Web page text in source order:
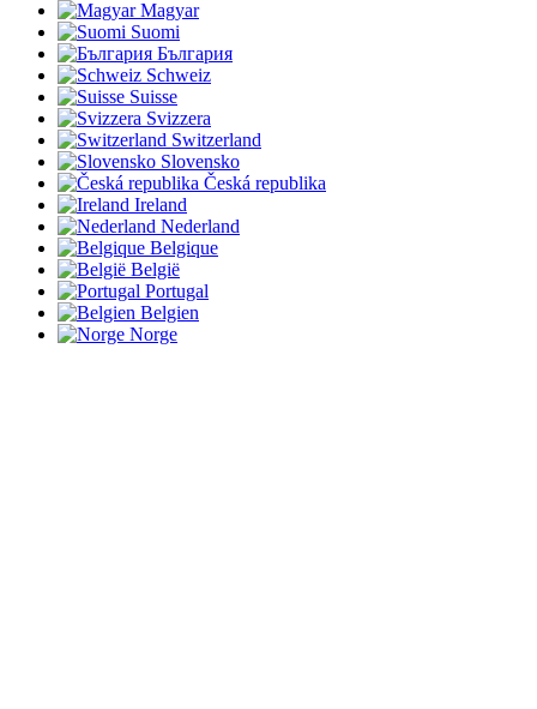
Magyar
Suomi
България
Schweiz
Suisse
Svizzera
Switzerland
Slovensko
Česká republika
Ireland
Nederland
Belgique
België
Portugal
Belgien
Norge